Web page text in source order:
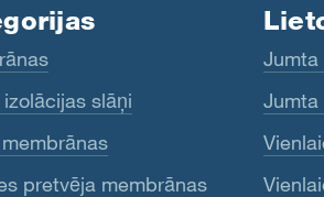
slāņi
pretvēja membrānas
Jumta
Jumta